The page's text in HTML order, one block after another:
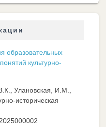
образовательных
культурно-
Улановская, И.М.,
историческая